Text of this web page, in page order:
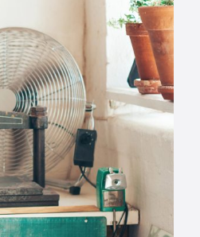
08
06
Cómo Separar Las
Finanzas
Personales De Las
De Tu Negocio
Susan Martinez